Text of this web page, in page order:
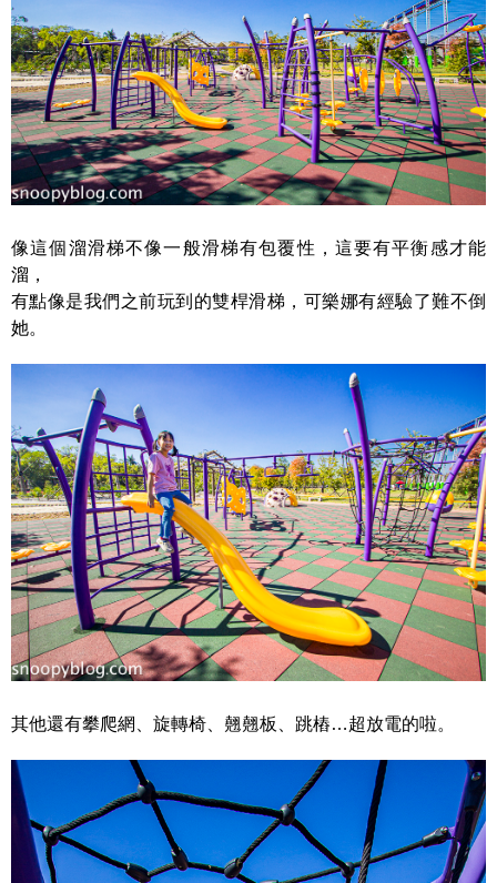
像這個溜滑梯不像一般滑梯有包覆性，這要有平衡感才能
溜，
有點像是我們之前玩到的雙桿滑梯，可樂娜有經驗了難不倒
她。
其他還有攀爬網、旋轉椅、翹翹板、跳樁…超放電的啦。